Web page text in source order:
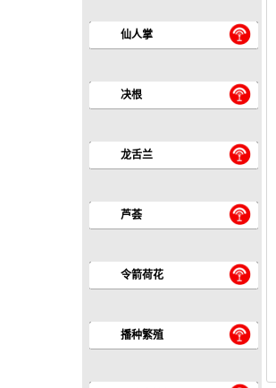
仙人掌
决根
龙舌兰
芦荟
令箭荷花
播种繁殖